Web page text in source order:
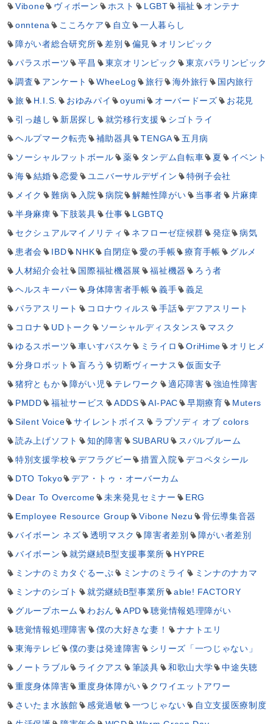
Vibone
ヴィボーン ホスト LGBT 福祉
オンテナ
onntena
こころケア 自立
一人暮らし
障がい者総合研究所
差別 偏見
オリンピック
パラスポーツ
平昌 東京オリンピック
東京パラリンピック
調査
アンケート WheeLog 旅行 海外旅行
国内旅行
旅
H.I.S. おゆみパイ oyumi オーバードーズ
お花見
引っ越し
新居探し 就労移行支援
シゴトライ
ヘルプマーク転売
補助器具 TENGA
五月病
ソーシャルフットボール
薬 タンデム自転車 夏
イベント
海
結婚 恋愛 ユニバーサルデザイン
特例子会社
メイク
難病 入院 病院 解離性障がい 当事者
片麻痺
半身麻痺
下肢装具 仕事
LGBTQ
セクシュアルマイノリティ
ネフローゼ症候群 発症
病気
患者会
IBD NHK 自閉症 愛の手帳 療育手帳
グルメ
人材紹介会社
国際福祉機器展 福祉機器
ろう者
ヘルスキーパー
身体障害者手帳 義手
義足
パラアスリート
コロナウィルス 手話
デフアスリート
コロナ
UDトーク ソーシャルディスタンス
マスク
ゆるスポーツ
車いすバスケ ミライロ OriHime
オリヒメ
分身ロボット
盲ろう 切断ヴィーナス
仮面女子
猪狩ともか
障がい児 テレワーク 適応障害
強迫性障害
PMDD
福祉サービス ADDS AI-PAC 早期療育
Muters
Silent Voice
サイレントボイス
ラプソディ オブ colors
読み上げソフト
知的障害 SUBARU
スバルブルーム
特別支援学校
デフラグビー 措置入院
デコペタシール
DTO Tokyo
デア・トゥ・オーバーカム
Dear To Overcome
未来発見セミナー
ERG
Employee Resource Group
Vibone Nezu
骨伝導集音器
バイボーン ネズ
透明マスク 障害者差別
障がい者差別
バイボーン
就労継続B型支援事業所
HYPRE
ミンナのミカタぐるーぷ
ミンナのミライ
ミンナのナカマ
ミンナのシゴト
就労継続B型事業所
able! FACTORY
グループホーム
わおん APD
聴覚情報処理障がい
聴覚情報処理障害
僕の大好きな妻！
ナナトエリ
東海テレビ
僕の妻は発達障害
シリーズ「一つじゃない」
ノートラブル
ライクアス 筆談具 和歌山大学
中途失聴
重度身体障害
重度身体障がい
クワイエットアワー
さいたま水族館
感覚過敏 一つじゃない
自立支援医療制度